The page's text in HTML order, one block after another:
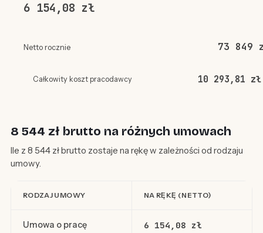
6 154,08 zł
Netto rocznie 73 849
Całkowity koszt pracodawcy 10 293,81 zł
8 544 zł brutto na różnych umowach
Ile z 8 544 zł brutto zostaje na rękę w zależności od rodzaju
umowy.
RODZAJ UMOWY NA RĘKĘ (NETTO)
Umowa o pracę 6 154,08 zł